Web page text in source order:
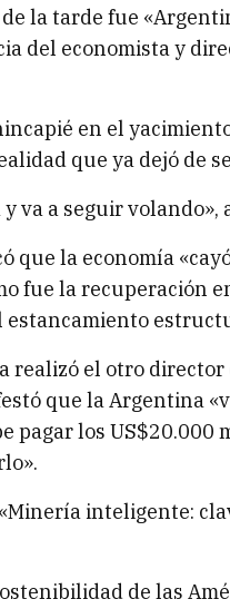
la tarde fue
del economista y
en el
que ya dejó de
va a seguir
que la economía
fue la recuperación
estancamiento
realizó el otro
que la Argentina
pagar los US$20.000
inteligente:
de las